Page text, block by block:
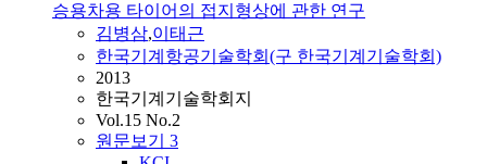
승용차용 타이어의 접지형상에 관한 연구
김병삼,이태근
한국기계항공기술학회(구 한국기계기술학회)
2013
한국기계기술학회지
Vol.15 No.2
원문보기 3